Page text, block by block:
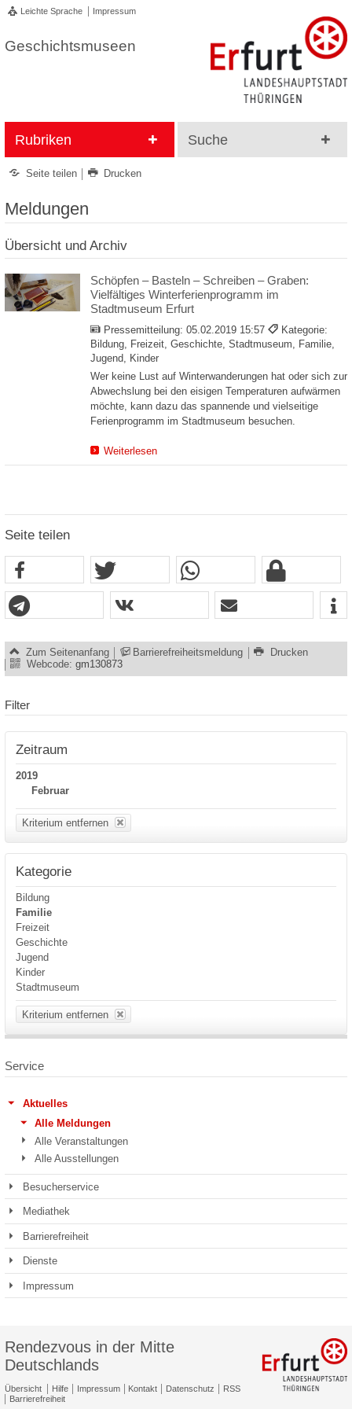
Leichte Sprache Impressum
Geschichtsmuseen
Rubriken Suche
Seite teilen Drucken
Meldungen
Übersicht und Archiv
Schöpfen – Basteln – Schreiben – Graben:
Vielfältiges Winterferienprogramm im
Stadtmuseum Erfurt
Pressemitteilung: 05.02.2019 15:57
Kategorie:
Bildung, Freizeit, Geschichte, Stadtmuseum, Familie,
Jugend, Kinder
Wer keine Lust auf Winterwanderungen hat oder sich zur
Abwechslung bei den eisigen Temperaturen aufwärmen
möchte, kann dazu das spannende und vielseitige
Ferienprogramm im Stadtmuseum besuchen.
Weiterlesen
Seite teilen
Zum Seitenanfang Barrierefreiheitsmeldung
Drucken
Webcode: gm130873
Filter
Zeitraum
2019
Februar
Kriterium entfernen
Kategorie
Bildung
Familie
Freizeit
Geschichte
Jugend
Kinder
Stadtmuseum
Kriterium entfernen
Service
Aktuelles
Alle Meldungen
Alle Veranstaltungen
Alle Ausstellungen
Besucherservice
Mediathek
Barrierefreiheit
Dienste
Impressum
Rendezvous in der Mitte
Deutschlands
Übersicht Hilfe Impressum Kontakt Datenschutz
RSS
Barrierefreiheit